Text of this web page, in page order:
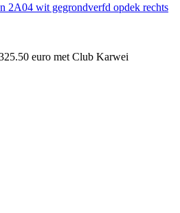
2A04 wit gegrondverfd opdek rechts
euro met Club Karwei